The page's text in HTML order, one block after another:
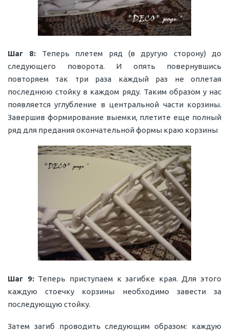
Шаг 8: Теперь плетем ряд (в другую сторону) до
следующего поворота. И опять повернувшись
повторяем так три раза каждый раз не оплетая
последнюю стойку в каждом ряду. Таким образом у нас
появляется углубление в центральной части корзины.
Завершив формирование выемки, плетите еще полный
ряд для предания окончательной формы краю корзины
Шаг 9:Теперь приступаем к загибке края. Для этого
каждую стоечку корзины необходимо завести за
последующую стойку.
Затем загиб проводить следующим образом: каждую